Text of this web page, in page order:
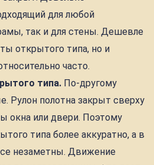
для любой
так и для стены. Дешевле
открытого типа, но и
часто.
типа. По-другому
Рулон полотна закрыт сверху
окна или двери. Поэтому
типа более аккуратно, а в
незаметны. Движение